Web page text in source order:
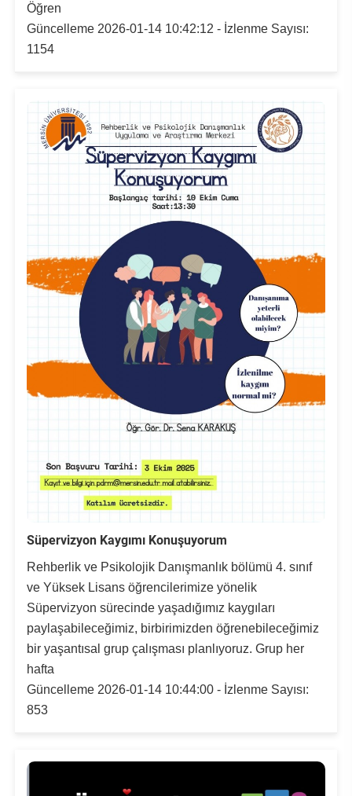
Öğren
Güncelleme 2026-01-14 10:42:12 - İzlenme Sayısı:
1154
Süpervizyon Kaygımı Konuşuyorum
Rehberlik ve Psikolojik Danışmanlık bölümü 4. sınıf
ve Yüksek Lisans öğrencilerimize yönelik
Süpervizyon sürecinde yaşadığımız kaygıları
paylaşabileceğimiz, birbirimizden öğrenebileceğimiz
bir yaşantısal grup çalışması planlıyoruz. Grup her
hafta
Güncelleme 2026-01-14 10:44:00 - İzlenme Sayısı:
853